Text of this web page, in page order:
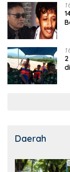
Daerah